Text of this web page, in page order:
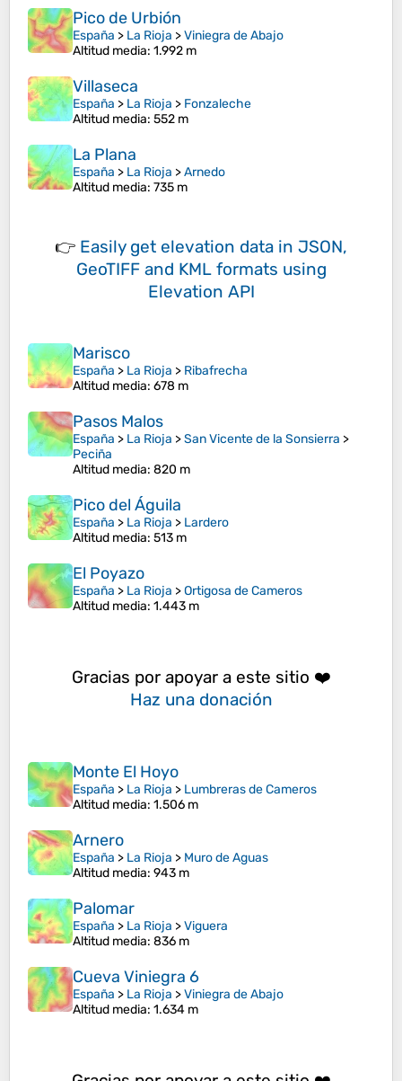
Pico de Urbión
España > La Rioja >Viniegra de Abajo
Altitud media: 1.992 m
Villaseca
España > La Rioja > Fonzaleche
Altitud media: 552 m
La Plana
España > La Rioja >Arnedo
Altitud media: 735 m
👉 Easily get elevation data in JSON,
GeoTIFF and KML formats using
Elevation API
Marisco
España > La Rioja > Ribafrecha
Altitud media: 678 m
Pasos Malos
España > La Rioja >San Vicente de la Sonsierra >
Peciña
Altitud media: 820 m
Pico del Águila
España > La Rioja > Lardero
Altitud media: 513 m
El Poyazo
España > La Rioja >Ortigosa de Cameros
Altitud media: 1.443 m
Gracias por apoyar a este sitio ❤️
Haz una donación
Monte El Hoyo
España > La Rioja > Lumbreras de Cameros
Altitud media: 1.506 m
Arnero
España > La Rioja > Muro de Aguas
Altitud media: 943 m
Palomar
España > La Rioja >Viguera
Altitud media: 836 m
Cueva Viniegra 6
España > La Rioja >Viniegra de Abajo
Altitud media: 1.634 m